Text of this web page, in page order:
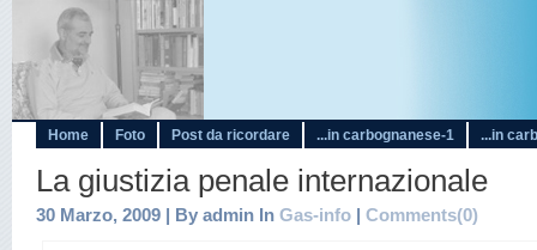
Home Foto Post da ricordare ...in carbognanese-1 ...in
La giustizia penale internazionale
30 Marzo, 2009 | By admin In Gas-info | Comments(0)